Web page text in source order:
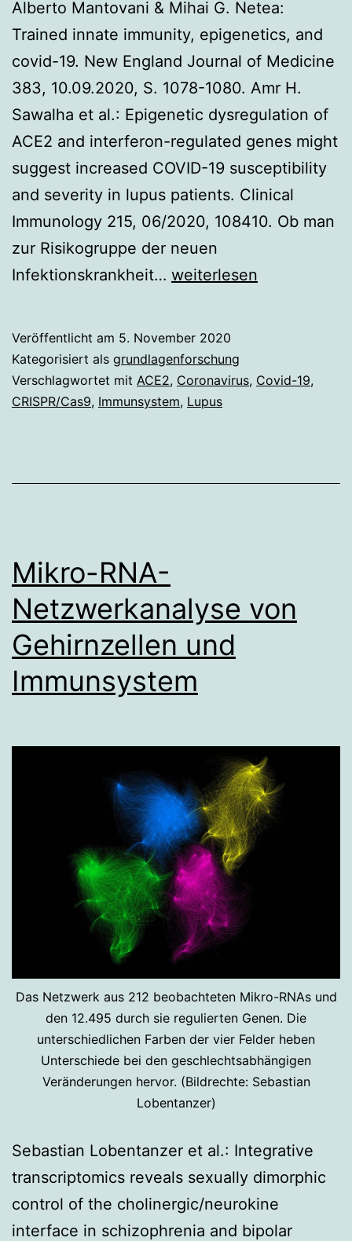
Alberto Mantovani & Mihai G. Netea:
Trained innate immunity, epigenetics, and
covid-19. New England Journal of Medicine
383, 10.09.2020, S. 1078-1080. Amr H.
Sawalha et al.: Epigenetic dysregulation of
ACE2 and interferon-regulated genes might
suggest increased COVID-19 susceptibility
and severity in lupus patients. Clinical
Immunology 215, 06/2020, 108410. Ob man
zur Risikogruppe der neuen
Infektionskrankheit… Epigenetik
Risiko
weiterlesen
Veröffentlicht am 5. November 2020
Kategorisiert als grundlagenforschung
Verschlagwortet mit ACE2, Coronavirus, Covid-19,
CRISPR/Cas9, Immunsystem, Lupus
Mikro-RNA-
Netzwerkanalyse von
Gehirnzellen und
Immunsystem
Das Netzwerk aus 212 beobachteten Mikro-RNAs und
den 12.495 durch sie regulierten Genen. Die
unterschiedlichen Farben der vier Felder heben
Unterschiede bei den geschlechtsabhängigen
Veränderungen hervor. (Bildrechte: Sebastian
Lobentanzer)
Sebastian Lobentanzer et al.: Integrative
transcriptomics reveals sexually dimorphic
control of the cholinergic/neurokine
interface in schizophrenia and bipolar